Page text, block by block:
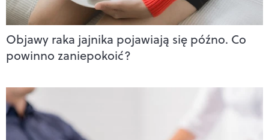
Objawy raka jajnika pojawiają się późno. Co
powinno zaniepokoić?